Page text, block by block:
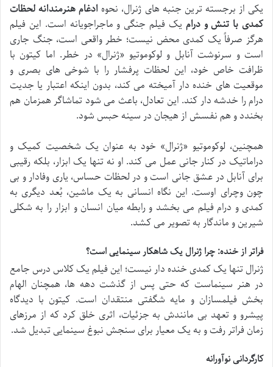
یکی از برجسته ترین جنبه های ژنرال، نحوه ادغام هنرمندانه لحظات
کمدی با تنش و درام یک فیلم جنگی و ماجراجویانه است. این فیلم
هرگز صرفاً یک کمدی محض نیست؛ خطر واقعی است، جنگ جاری
است و سرنوشت آنابل و لوکوموتیو «ژنرال» در خطر. اما کیتون با
ظرافت خاص خود، این لحظات پرفشار را با شوخی های بصری و
موقعیت های خنده دار آمیخته می کند، بدون اینکه اعتبار یا جدیت
درام را خدشه دار کند. این تعادل، باعث می شود تماشاگر همزمان هم
بخندد و هم نفسش از هیجان در سینه حبس شود.
همچنین، لوکوموتیو «ژنرال» خود به عنوان یک شخصیت کمیک و
دراماتیک در کنار جانی عمل می کند. او نه تنها یک ابزار، بلکه رقیبی
برای آنابل در عشق جانی است و در لحظات حساس، یاری وفادار و بی
چون وچرای اوست. این نگاه انسانی به یک ماشین، بُعد دیگری به
کمدی و درام فیلم می بخشد و رابطه میان انسان و ابزار را به شکلی
شیرین و ماندگار به تصویر می کشد.
فراتر از خنده: چرا ژنرال یک شاهکار سینمایی است؟
ژنرال تنها یک کمدی خنده دار نیست؛ این فیلم یک کلاس درس جامع
در هنر سینماست که حتی پس از گذشت دهه ها، همچنان الهام
بخش فیلمسازان و مایه شگفتی منتقدان است. کیتون با دیدگاه
پیشرو و تعهد بی مانندش به جزئیات، اثری خلق کرد که از مرزهای
زمان فراتر رفت و به یک معیار برای سنجش نبوغ سینمایی تبدیل شد.
کارگردانی نوآورانه